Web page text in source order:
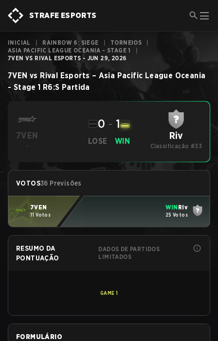
STRAFE ESPORTS
INICIAL RAINBOW 6: SIEGE TORNEIOS
ASIA PACIFIC LEAGUE OCEANIA - STAGE 1
7VEN VS RIVAL ESPORTS - JUN 29, 2026
7VEN vs Rival Esports – Asia Pacific League Oceania
- Stage 1 R6:S Partida
7VEN
-
LOSE
0 - 1
WIN Riv
Classificação #33
VOTOS36 Previsões
7VEN
11 Votos
WIN Riv
25 Votos
RESUMO DA
PONTUAÇÃO
DADOS DE PARTIDOS
LIMITADOS
GAME 1
FORMULÁRIO